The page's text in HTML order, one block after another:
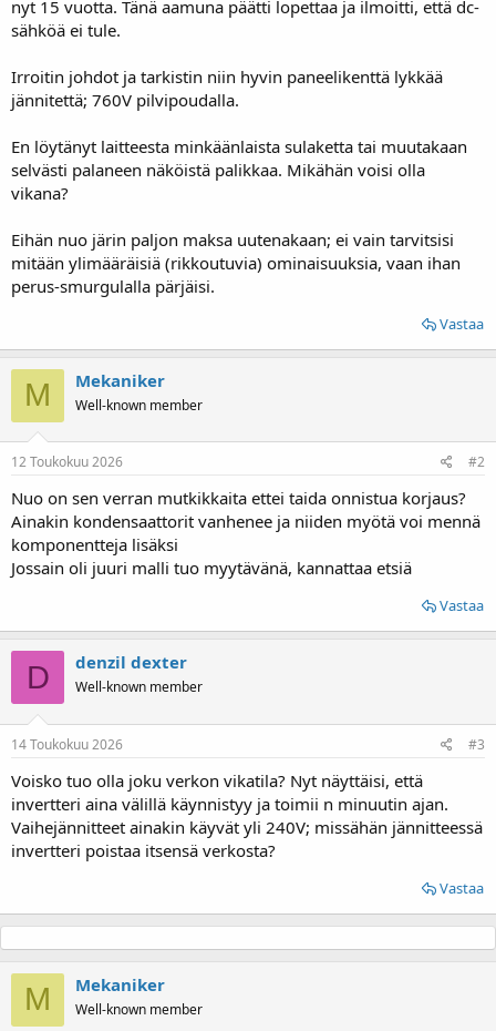
nyt 15 vuotta. Tänä aamuna päätti lopettaa ja ilmoitti, että dc-
sähköä ei tule.
Irroitin johdot ja tarkistin niin hyvin paneelikenttä lykkää
jännitettä; 760V pilvipoudalla.
En löytänyt laitteesta minkäänlaista sulaketta tai muutakaan
selvästi palaneen näköistä palikkaa. Mikähän voisi olla
vikana?
Eihän nuo järin paljon maksa uutenakaan; ei vain tarvitsisi
mitään ylimääräisiä (rikkoutuvia) ominaisuuksia, vaan ihan
perus-smurgulalla pärjäisi.
Vastaa
M Mekaniker
Well-known member
12 Toukokuu 2026 #2
Nuo on sen verran mutkikkaita ettei taida onnistua korjaus?
Ainakin kondensaattorit vanhenee ja niiden myötä voi mennä
komponentteja lisäksi
Jossain oli juuri malli tuo myytävänä, kannattaa etsiä
Vastaa
D denzil dexter
Well-known member
14 Toukokuu 2026 #3
Voisko tuo olla joku verkon vikatila? Nyt näyttäisi, että
invertteri aina välillä käynnistyy ja toimii n minuutin ajan.
Vaihejännitteet ainakin käyvät yli 240V; missähän jännitteessä
invertteri poistaa itsensä verkosta?
Vastaa
M Mekaniker
Well-known member